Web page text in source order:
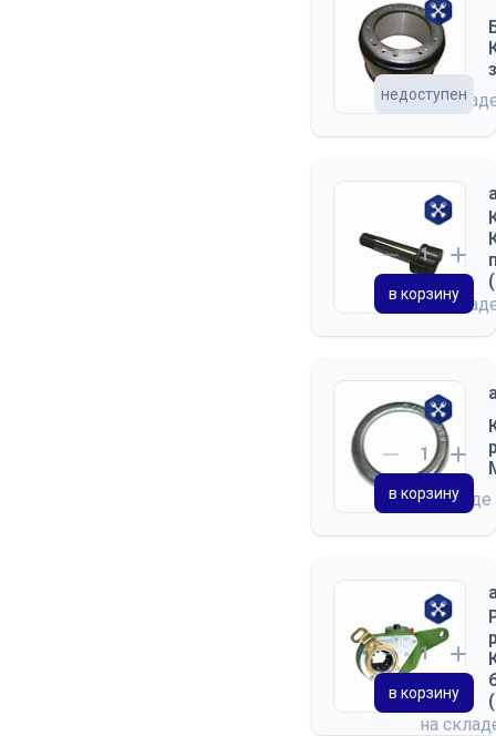
на
недоступен
на
в корзину
на складе
в корзину
на
в корзину